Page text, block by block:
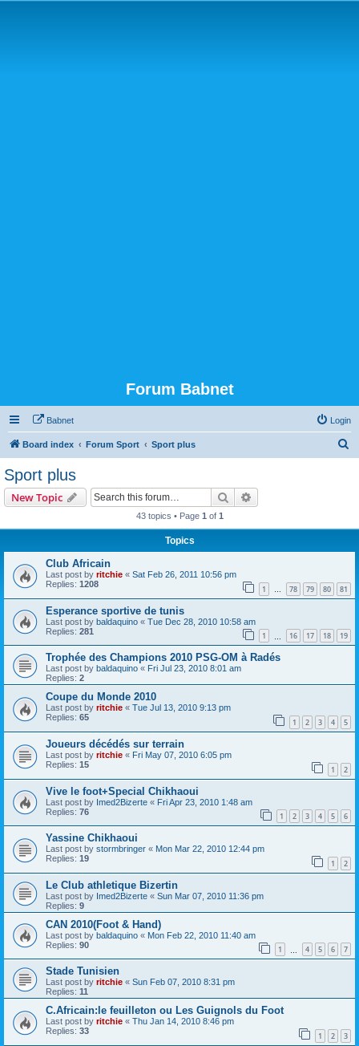
Forum Babnet
Babnet Login
Board index Forum Sport Sport plus
Sport plus
New Topic Search
43 topics • Page 1 of 1
Topics
Club Africain
Last post by ritchie « Sat Feb 26, 2011 10:56 pm
Replies: 1208 1 … 78 79 80 81
Esperance sportive de tunis
Last post by baldaquino « Tue Dec 28, 2010 10:58 am
Replies: 281 1 16 17 18 19
Trophée des Champions 2010 PSG-OM à Radés
Last post by baldaquino « Fri Jul 23, 2010 8:01 am
Replies: 2
Coupe du Monde 2010
Last post by ritchie « Tue Jul 13, 2010 9:13 pm
Replies: 65 1 2 3 4 5
Joueurs décédés sur terrain
Last post by ritchie « Fri May 07, 2010 6:05 pm
Replies: 15 1 2
Vive le foot+Special Chikhaoui
Last post by Imed2Bizerte « Fri Apr 23, 2010 1:48 am
Replies: 76 1 2 3 4 5 6
Yassine Chikhaoui
Last post by stormbringer « Mon Mar 22, 2010 12:44 pm
Replies: 19 1 2
Le Club athletique Bizertin
Last post by Imed2Bizerte « Sun Mar 07, 2010 11:36 pm
Replies: 9
CAN 2010(Foot & Hand)
Last post by baldaquino « Mon Feb 22, 2010 11:40 am
Replies: 90 1 4 5 6 7
Stade Tunisien
Last post by ritchie « Sun Feb 07, 2010 8:31 pm
Replies: 11
C.Africain:le feuilleton ou Les Guignols du Foot
Last post by ritchie « Thu Jan 14, 2010 8:46 pm
Replies: 33 1 2 3